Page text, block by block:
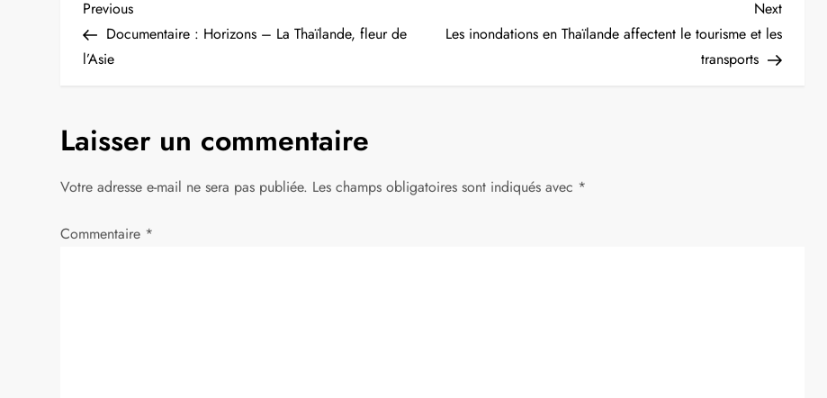
N
a
i
g
a
Previous
Post
Previous
Documentaire : Horizons – La Thaïlande, fleur de
l’Asie
Next
Post
Next
Les inondations en Thaïlande affectent le tourisme et les
transports
Laisser un commentaire
Votre adresse e-mail ne sera pas publiée. Les champs obligatoires sont indiqués avec *
Commentaire *